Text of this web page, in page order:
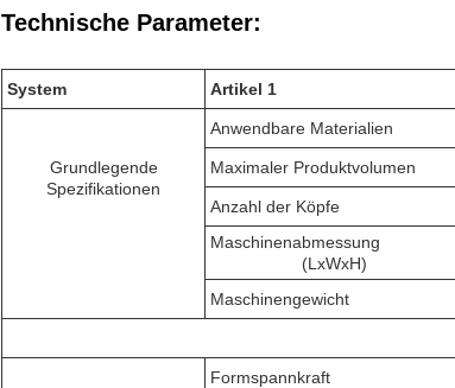
Technische Parameter:
System Artikel 1
Grundlegende
Spezifikationen
Anwendbare Materialien
Maximaler Produktvolumen
Anzahl der Köpfe
Maschinenabmessung
(LxWxH)
Maschinengewicht
Formspannkraft